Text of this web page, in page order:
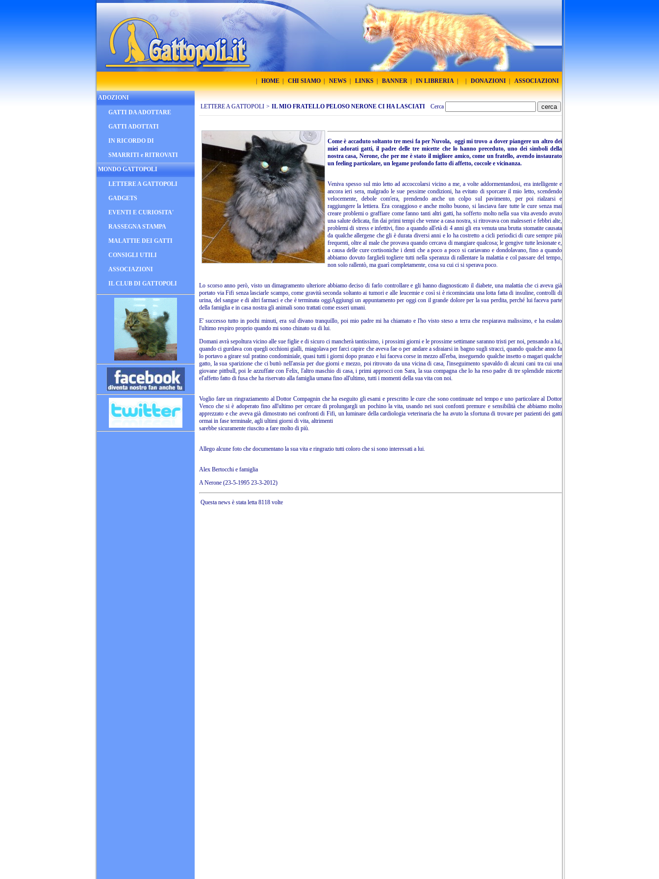
HOME CHI SIAMO NEWS LINKS BANNER IN LIBRERIA DONAZIONI ASSOCIAZIONI
ADOZIONI
GATTI DA ADOTTARE
GATTI ADOTTATI
IN RICORDO DI
SMARRITI e RITROVATI
MONDO GATTOPOLI
LETTERE A GATTOPOLI
GADGETS
EVENTI E CURIOSITA'
RASSEGNA STAMPA
MALATTIE DEI GATTI
CONSIGLI UTILI
ASSOCIAZIONI
IL CLUB DI GATTOPOLI
LETTERE A GATTOPOLI > IL MIO FRATELLO PELOSO NERONE CI HA LASCIATI Cerca
Come è accaduto soltanto tre mesi fa per Nuvola, oggi mi trovo a dover piangere un altro dei
miei adorati gatti, il padre delle tre micette che lo hanno preceduto, uno dei simboli della
nostra casa, Nerone, che per me è stato il migliore amico, come un fratello, avendo instaurato
un feeling particolare, un legame profondo fatto di affetto, coccole e vicinanza.
Veniva spesso sul mio letto ad accoccolarsi vicino a me, a volte addormentandosi, era intelligente e
ancora ieri sera, malgrado le sue pessime condizioni, ha evitato di sporcare il mio letto, scendendo
velocemente, debole com'era, prendendo anche un colpo sul pavimento, per poi rialzarsi e
raggiungere la lettiera. Era coraggioso e anche molto buono, si lasciava fare tutte le cure senza mai
creare problemi o graffiare come fanno tanti altri gatti, ha sofferto molto nella sua vita avendo avuto
una salute delicata, fin dai primi tempi che venne a casa nostra, si ritrovava con malesseri e febbri alte,
problemi di stress e infettivi, fino a quando all'età di 4 anni gli era venuta una brutta stomatite causata
da qualche allergene che gli è durata diversi anni e lo ha costretto a cicli periodici di cure sempre più
frequenti, oltre al male che provava quando cercava di mangiare qualcosa; le gengive tutte lesionate e,
a causa delle cure cortisoniche i denti che a poco a poco si cariavano e dondolavano, fino a quando
abbiamo dovuto farglieli togliere tutti nella speranza di rallentare la malattia e col passare del tempo,
non solo rallentò, ma guarì completamente, cosa su cui ci si sperava poco.
Lo scorso anno però, visto un dimagramento ulteriore abbiamo deciso di farlo controllare e gli hanno diagnosticato il diabete, una malattia che ci aveva già
portato via Fifi senza lasciarle scampo, come gravità seconda soltanto ai tumori e alle leucemie e così si è ricominciata una lotta fatta di insuline, controlli di
urina, del sangue e di altri farmaci e che è terminata oggiAggiungi un appuntamento per oggi con il grande dolore per la sua perdita, perché lui faceva parte
della famiglia e in casa nostra gli animali sono trattati come esseri umani.
E' successo tutto in pochi minuti, era sul divano tranquillo, poi mio padre mi ha chiamato e l'ho visto steso a terra che respiarava malissimo, e ha esalato
l'ultimo respiro proprio quando mi sono chinato su di lui.
Domani avrà sepoltura vicino alle sue figlie e di sicuro ci mancherà tantissimo, i prossimi giorni e le prossime settimane saranno tristi per noi, pensando a lui,
quando ci gurdava con quegli occhioni gialli, miagolava per farci capire che aveva fae o per andare a sdraiarsi in bagno sugli stracci, quando qualche anno fa
lo portavo a girare sul pratino condominiale, quasi tutti i giorni dopo pranzo e lui faceva corse in mezzo all'erba, inseguendo qualche insetto o magari qualche
gatto, la sua sparizione che ci buttò nell'ansia per due giorni e mezzo, poi ritrovato da una vicina di casa, l'inseguimento spavaldo di alcuni cani tra cui una
giovane pittbull, poi le azzuffate con Felix, l'altro maschio di casa, i primi approcci con Sara, la sua compagna che lo ha reso padre di tre splendide micette
el'affetto fatto di fusa che ha riservato alla famiglia umana fino all'ultimo, tutti i momenti della sua vita con noi.
Voglio fare un ringraziamento al Dottor Compagnin che ha eseguito gli esami e prescritto le cure che sono continuate nel tempo e uno particolare al Dottor
Venco che si è adoperato fino all'ultimo per cercare di prolungargli un pochino la vita, usando nei suoi confonti premure e sensibilità che abbiamo molto
apprezzato e che aveva già dimostrato nei confronti di Fifi, un luminare della cardiologia veterinaria che ha avuto la sfortuna di trovare per pazienti dei gatti
ormai in fase terminale, agli ultimi giorni di vita, altrimenti
sarebbe sicuramente riuscito a fare molto di più.
Allego alcune foto che documentano la sua vita e ringrazio tutti coloro che si sono interessati a lui.
Alex Bertocchi e famiglia
A Nerone (23-5-1995 23-3-2012)
Questa news è stata letta 8118 volte